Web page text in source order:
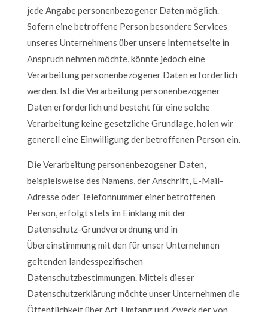
jede Angabe personenbezogener Daten möglich.
Sofern eine betroffene Person besondere Services
unseres Unternehmens über unsere Internetseite in
Anspruch nehmen möchte, könnte jedoch eine
Verarbeitung personenbezogener Daten erforderlich
werden. Ist die Verarbeitung personenbezogener
Daten erforderlich und besteht für eine solche
Verarbeitung keine gesetzliche Grundlage, holen wir
generell eine Einwilligung der betroffenen Person ein.
Die Verarbeitung personenbezogener Daten,
beispielsweise des Namens, der Anschrift, E-Mail-
Adresse oder Telefonnummer einer betroffenen
Person, erfolgt stets im Einklang mit der
Datenschutz-Grundverordnung und in
Übereinstimmung mit den für unser Unternehmen
geltenden landesspezifischen
Datenschutzbestimmungen. Mittels dieser
Datenschutzerklärung möchte unser Unternehmen die
Öffentlichkeit über Art, Umfang und Zweck der von